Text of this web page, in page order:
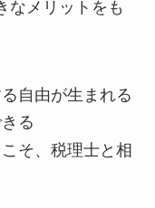
なメリットをも
自由が生まれる
る
そ、税理士と相